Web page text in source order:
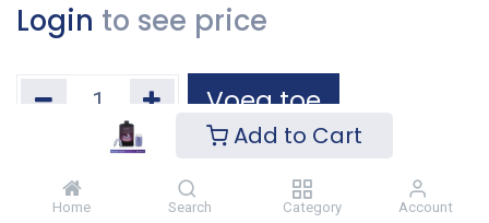
Add to Cart
Home Search Category Account
Login to see price
Voeg toe
Toevoegen aan verlanglijst